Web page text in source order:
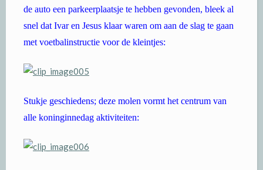
de auto een parkeerplaatsje te hebben gevonden, bleek al
snel dat Ivar en Jesus klaar waren om aan de slag te gaan
met voetbalinstructie voor de kleintjes:
Stukje geschiedens; deze molen vormt het centrum van
alle koninginnedag aktiviteiten: